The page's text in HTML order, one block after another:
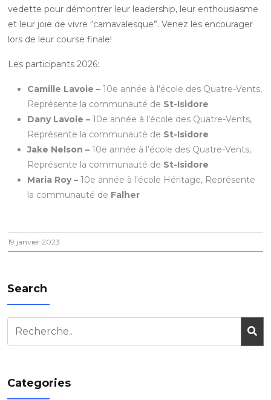
vedette pour démontrer leur leadership, leur enthousiasme
et leur joie de vivre “carnavalesque”. Venez les encourager
lors de leur course finale!
Les participants 2026:
Camille Lavoie –10e année à l’école des Quatre-Vents,
Représente la communauté de St-Isidore
Dany Lavoie –10e année à l’école des Quatre-Vents,
Représente la communauté de St-Isidore
Jake Nelson –10e année à l’école des Quatre-Vents,
Représente la communauté de St-Isidore
Maria Roy –10e année à l’école Héritage, Représente
la communauté de Falher
19 janvier 2023
Search
Categories